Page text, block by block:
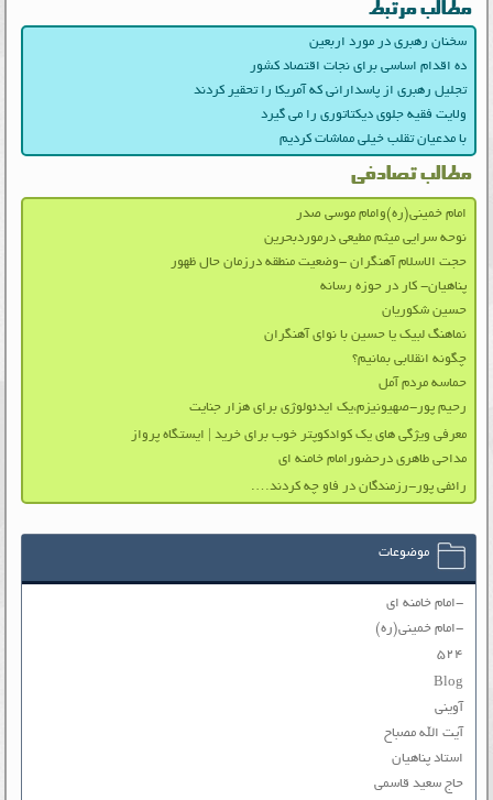
مطالب مرتبط
سخنان رهبری در مورد اربعین
ده اقدام اساسی برای نجات اقتصاد کشور
تجلیل رهبری از پاسدارانی که آمریکا را تحقیر کردند
ولایت فقیه جلوی دیکتاتوری را می گیرد
با مدعیان تقلب خیلی مماشات کردیم
مطالب تصادفی
امام خمینی(ره)وامام موسی صدر
نوحه سرایی میثم مطیعی درموردبحرین
حجت الاسلام آهنگران -وضعیت منطقه درزمان حال ظهور
پناهیان- کار در حوزه رسانه
حسین شکوریان
نماهنگ لبیک یا حسین با نوای آهنگران
چگونه انقلابی بمانیم؟
حماسه مردم آمل
رحیم پور-صهیونیزم،یک ایدئولوژی برای هزار جنایت
معرفی ویژگی های یک کوادکوپتر خوب برای خرید | ایستگاه پرواز
مداحی طاهری درحضورامام خامنه ای
رائفی پور-رزمندگان در فاو چه کردند….
موضوعات
-امام خامنه ای
-امام خمینی(ره)
۵۲۴
Blog
آوینی
آیت الله مصباح
استاد پناهیان
حاج سعید قاسمی